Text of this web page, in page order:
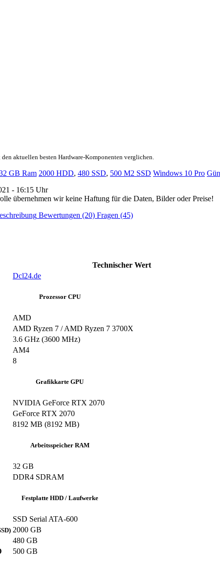
aktuellen besten Hardware-Komponenten verglichen.
GB Ram 2000 HDD, 480 SSD, 500 M2 SSD Windows 10 Pro
- 16:15 Uhr
übernehmen wir keine Haftung für die Daten, Bilder oder Preise!
Bewertungen (20) Fragen (45)
Technischer Wert
Dcl24.de
Prozessor CPU
AMD
AMD Ryzen 7 / AMD Ryzen 7 3700X
3.6 GHz (3600 MHz)
AM4
8
Grafikkarte GPU
NVIDIA GeForce RTX 2070
GeForce RTX 2070
8192 MB (8192 MB)
Arbeitsspeicher RAM
32 GB
DDR4 SDRAM
Festplatte HDD / Laufwerke
SSD Serial ATA-600
2000 GB
480 GB
500 GB